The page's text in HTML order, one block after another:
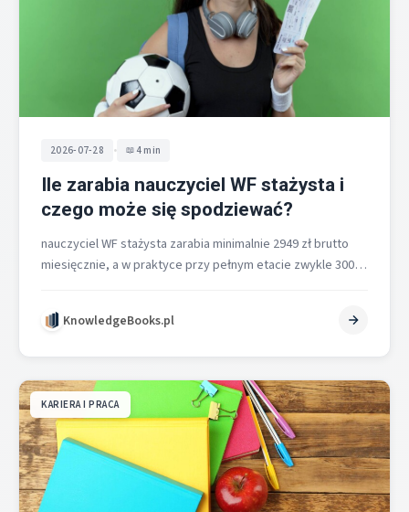
2026-07-28 • 4 min
Ile zarabia nauczyciel WF stażysta i
czego może się spodziewać?
nauczyciel WF stażysta zarabia minimalnie 2949 zł brutto
miesięcznie, a w praktyce przy pełnym etacie zwykle 3000–
KnowledgeBooks.pl
KARIERA I PRACA